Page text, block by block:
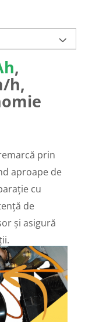
,
h,
prin
aproape de
cu
de
și asigură